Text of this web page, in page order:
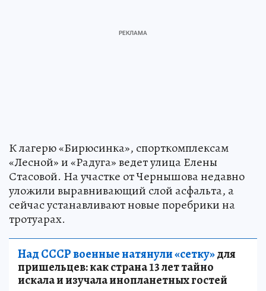
К лагерю «Бирюсинка», спорткомплексам
«Лесной» и «Радуга» ведет улица Елены
Стасовой. На участке от Чернышова недавно
уложили выравнивающий слой асфальта, а
сейчас устанавливают новые поребрики на
тротуарах.
Над СССР военные натянули «сетку»для
пришельцев: как страна 13 лет тайно
искала и изучала инопланетных гостей